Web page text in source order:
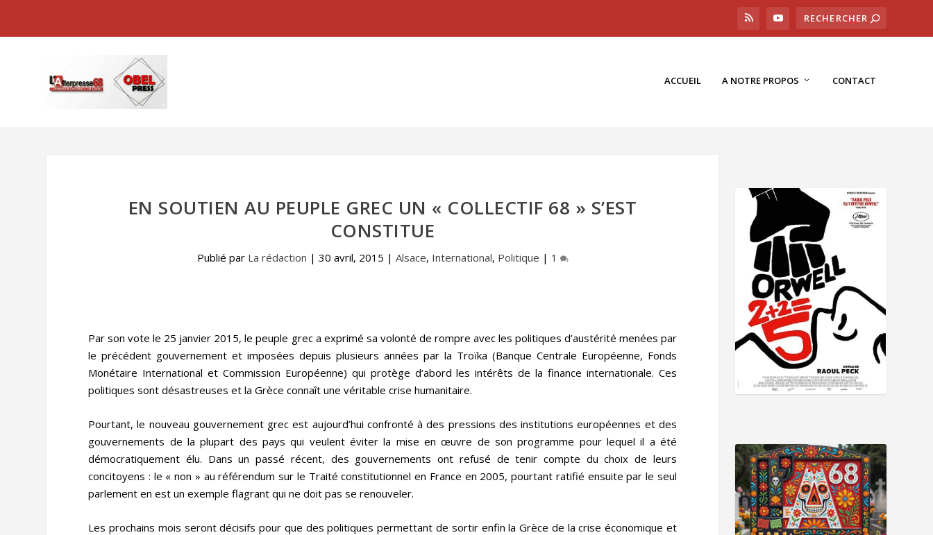
ACCUEIL A NOTRE PROPOS CONTACT
EN SOUTIEN AU PEUPLE GREC UN « COLLECTIF 68 » S’EST
CONSTITUE
Publié par La rédaction | 30 avril, 2015 | Alsace, International, Politique | 1
Par son vote le 25 janvier 2015, le peuple grec a exprimé sa volonté de rompre avec les politiques d’austérité menées par
le précédent gouvernement et imposées depuis plusieurs années par la Troïka (Banque Centrale Européenne, Fonds
Monétaire International et Commission Européenne) qui protège d’abord les intérêts de la finance internationale. Ces
politiques sont désastreuses et la Grèce connaît une véritable crise humanitaire.
Pourtant, le nouveau gouvernement grec est aujourd’hui confronté à des pressions des institutions européennes et des
gouvernements de la plupart des pays qui veulent éviter la mise en œuvre de son programme pour lequel il a été
démocratiquement élu. Dans un passé récent, des gouvernements ont refusé de tenir compte du choix de leurs
concitoyens : le « non » au référendum sur le Traité constitutionnel en France en 2005, pourtant ratifié ensuite par le seul
parlement en est un exemple flagrant qui ne doit pas se renouveler.
Les prochains mois seront décisifs pour que des politiques permettant de sortir enfin la Grèce de la crise économique et